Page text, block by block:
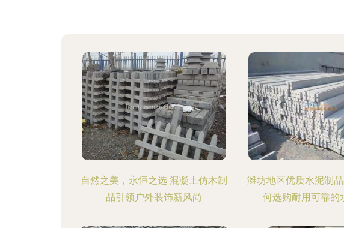
自然之美，永恒之选 混凝土仿木制
品引领户外装饰新风尚
潍坊地区优质水泥制
何选购耐用可靠的